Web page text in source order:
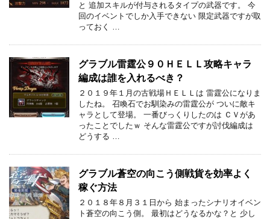
と 追加スキルが付与されるタイプの武器です。 今
回のイベントでしか入手できない 限定武器ですが取
っておく …
グラブル雷霆公９０ＨＥＬＬ攻略キャラ
編成は誰を入れるべき？
２０１９年１月の古戦場ＨＥＬＬは 雷霆公になりま
したね。 召喚石でお馴染みの雷霆公が ついに敵キ
ャラとして登場。 一番びっくりしたのは ＣＶがあ
ったことでしたｗ そんな雷霆公ですが討伐編成は
どうする …
グラブル蒼空の向こう側戦貨を効率よく
稼ぐ方法
２０１８年８月３１日から 始まったシナリオイベン
ト蒼空の向こう側。 最初はどうなるかな？と 少し